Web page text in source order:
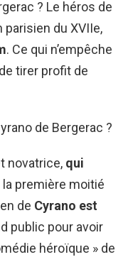
? Le héros de
parisien du XVIIe,
. Ce qui n’empêche
tirer profit de
de Bergerac ?
novatrice, qui
la première moitié
de Cyrano est
public pour avoir
héroïque » de